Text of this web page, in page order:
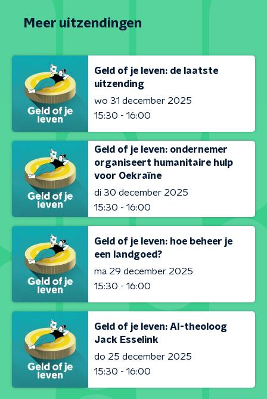
Meer uitzendingen
Geld of je leven: de laatste
uitzending
wo 31 december 2025
15:30 - 16:00
Geld of je leven: ondernemer
organiseert humanitaire hulp
voor Oekraïne
di 30 december 2025
15:30 - 16:00
Geld of je leven: hoe beheer je
een landgoed?
ma 29 december 2025
15:30 - 16:00
Geld of je leven: AI-theoloog
Jack Esselink
do 25 december 2025
15:30 - 16:00